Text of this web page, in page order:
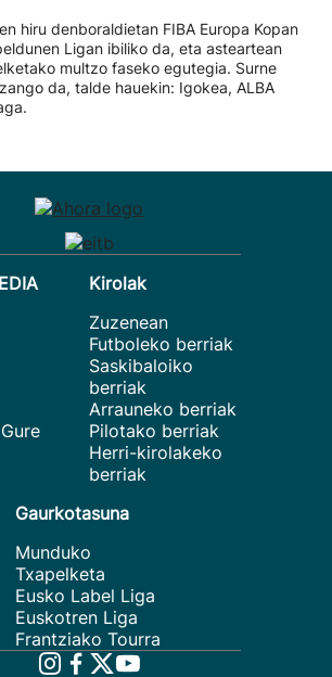
hiru denboraldietan FIBA Europa Kopan
Ligan ibiliko da, eta asteartean
multzo faseko egutegia. Surne
da, talde hauekin: Igokea, ALBA
Kirolak
Zuzenean
Futboleko berriak
Saskibaloiko
berriak
Arrauneko berriak
Pilotako berriak
Herri-kirolakeko
berriak
Gaurkotasuna
Munduko
Txapelketa
Eusko Label Liga
Euskotren Liga
Frantziako Tourra